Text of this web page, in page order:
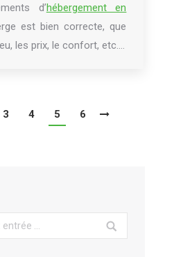
d’hébergement en
est bien correcte, que
les prix, le confort, etc….
3 4 5 6